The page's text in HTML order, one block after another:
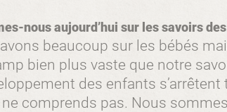
nous aujourd’hui sur les savoirs
beaucoup sur les bébés
bien plus vaste que notre
des enfants
ne comprends pas. Nous